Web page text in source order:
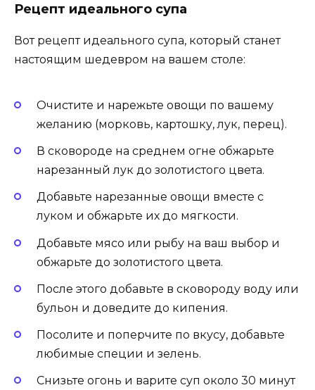
Рецепт идеального супа
Вот рецепт идеального супа, который станет
настоящим шедевром на вашем столе:
Очистите и нарежьте овощи по вашему
желанию (морковь, картошку, лук, перец).
В сковороде на среднем огне обжарьте
нарезанный лук до золотистого цвета.
Добавьте нарезанные овощи вместе с
луком и обжарьте их до мягкости.
Добавьте мясо или рыбу на ваш выбор и
обжарьте до золотистого цвета.
После этого добавьте в сковороду воду или
бульон и доведите до кипения.
Посолите и поперчите по вкусу, добавьте
любимые специи и зелень.
Снизьте огонь и варите суп около 30 минут